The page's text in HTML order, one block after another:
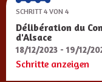
SCHRITT 4 VON 4
Délibération du
d'Alsace
18/12/2023 - 19/12/
Schritte anzeigen